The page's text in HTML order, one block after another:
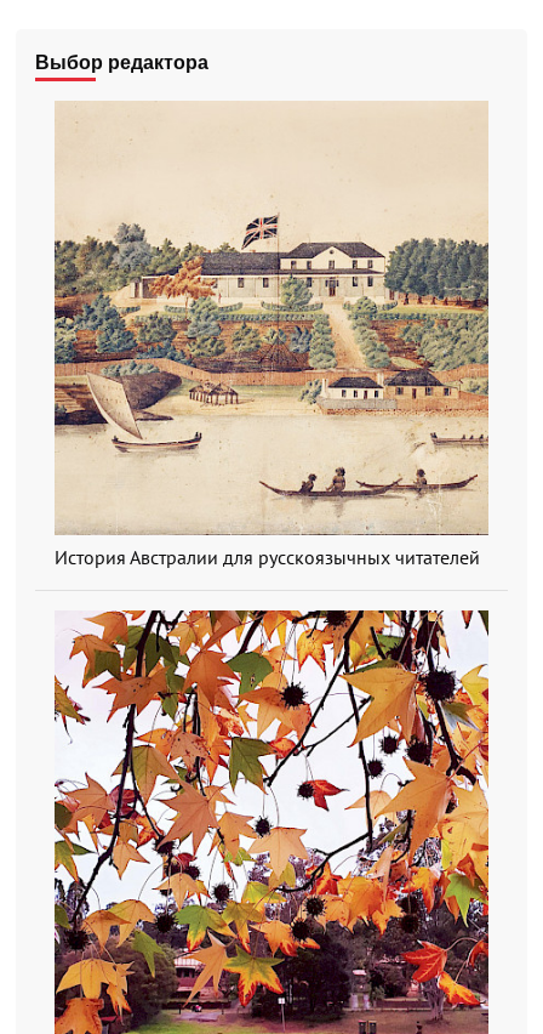
Выбор редактора
История Австралии для русскоязычных читателей